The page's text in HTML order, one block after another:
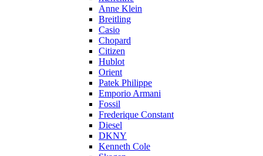
Anne Klein
Breitling
Casio
Chopard
Citizen
Hublot
Orient
Patek Philippe
Emporio Armani
Fossil
Frederique Constant
Diesel
DKNY
Kenneth Cole